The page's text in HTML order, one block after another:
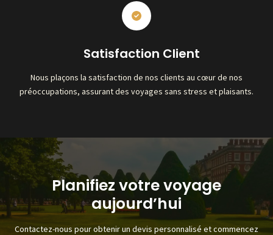
Satisfaction Client
Nous plaçons la satisfaction de nos clients au cœur de nos
préoccupations, assurant des voyages sans stress et plaisants.
Planifiez votre voyage
aujourd’hui
Contactez-nous pour obtenir un devis personnalisé et commencez